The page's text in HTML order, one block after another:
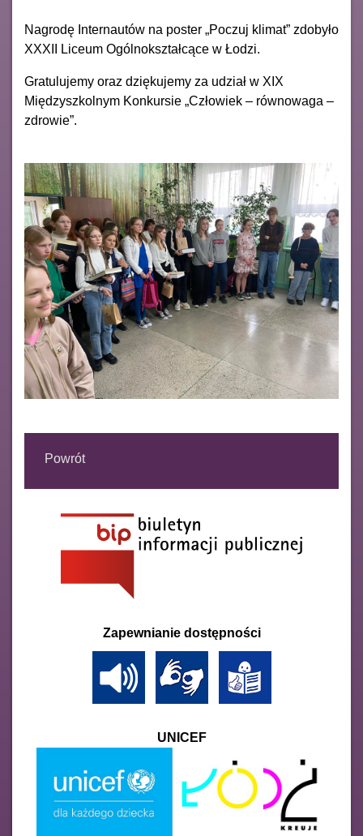
Nagrodę Internautów na poster „Poczuj klimat” zdobyło
XXXII Liceum Ogólnokształcące w Łodzi.
Gratulujemy oraz dziękujemy za udział w XIX
Międzyszkolnym Konkursie „Człowiek – równowaga –
zdrowie”.
Powrót
Zapewnianie dostępności
UNICEF